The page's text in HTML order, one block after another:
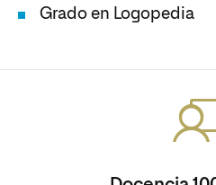
Grado en Logopedia